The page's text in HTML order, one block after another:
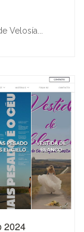
Velosía...
2024